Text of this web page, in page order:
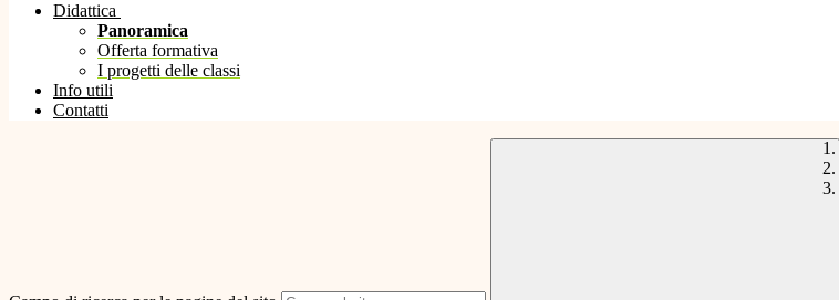
Didattica
Panoramica
Offerta formativa
I progetti delle classi
Info utili
Contatti